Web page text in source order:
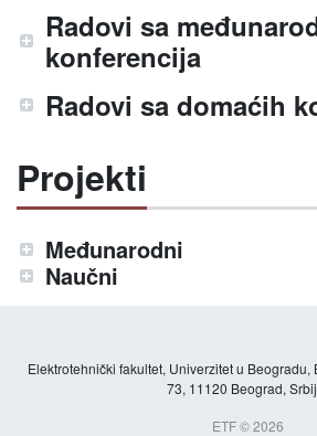
Radovi sa
konferencija
Radovi sa domaćih
Projekti
Međunarodni
Naučni
Elektrotehnički fakultet, Univerzitet u
73, 11120 Beograd,
ETF © 2026